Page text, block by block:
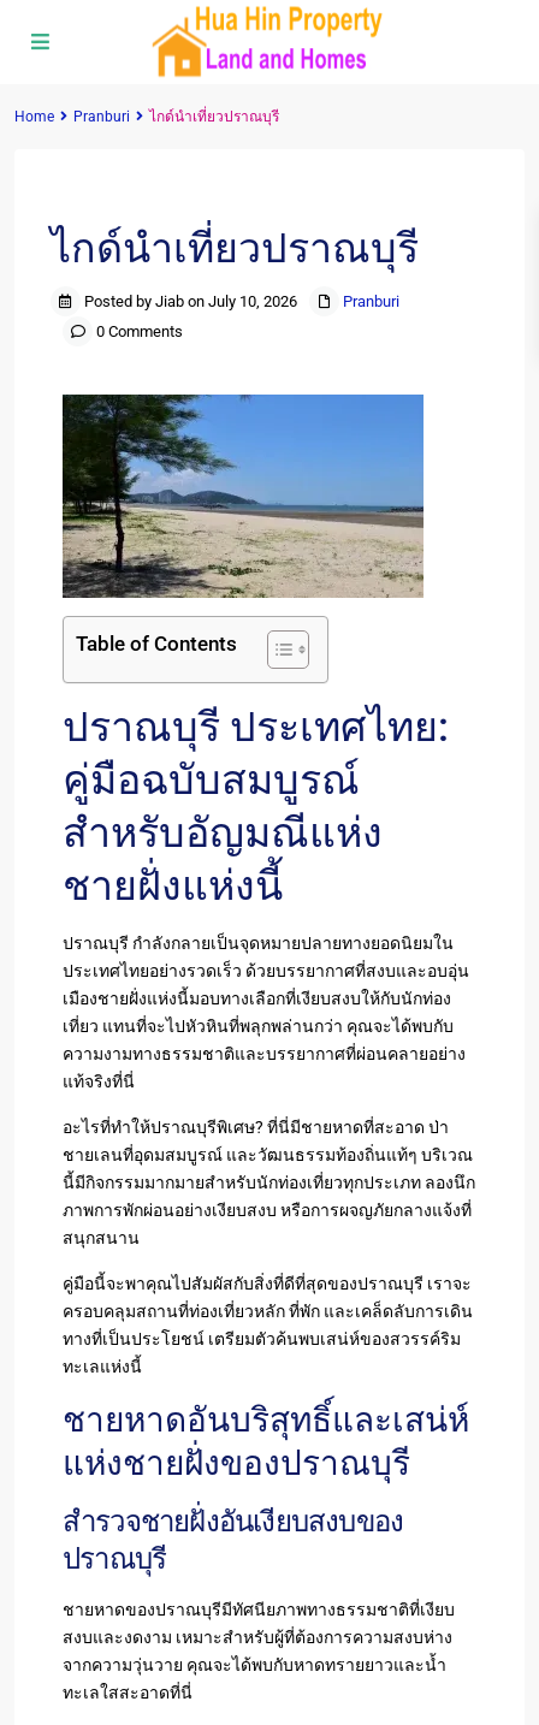
Home Pranburi ไกด์นำเที่ยวปราณบุรี
ไกด์นำเที่ยวปราณบุรี
Posted by Jiab on July 10, 2026
Pranburi
0 Comments
Table of Contents
ปราณบุรี ประเทศไทย:
คู่มือฉบับสมบูรณ์
สำหรับอัญมณีแห่ง
ชายฝั่งแห่งนี้
ปราณบุรี กำลังกลายเป็นจุดหมายปลายทางยอดนิยมใน
ประเทศไทยอย่างรวดเร็ว ด้วยบรรยากาศที่สงบและอบอุ่น
เมืองชายฝั่งแห่งนี้มอบทางเลือกที่เงียบสงบให้กับนักท่อง
เที่ยว แทนที่จะไปหัวหินที่พลุกพล่านกว่า คุณจะได้พบกับ
ความงามทางธรรมชาติและบรรยากาศที่ผ่อนคลายอย่าง
แท้จริงที่นี่
อะไรที่ทำให้ปราณบุรีพิเศษ? ที่นี่มีชายหาดที่สะอาด ป่า
ชายเลนที่อุดมสมบูรณ์ และวัฒนธรรมท้องถิ่นแท้ๆ บริเวณ
นี้มีกิจกรรมมากมายสำหรับนักท่องเที่ยวทุกประเภท ลองนึก
ภาพการพักผ่อนอย่างเงียบสงบ หรือการผจญภัยกลางแจ้งที่
สนุกสนาน
คู่มือนี้จะพาคุณไปสัมผัสกับสิ่งที่ดีที่สุดของปราณบุรี เราจะ
ครอบคลุมสถานที่ท่องเที่ยวหลัก ที่พัก และเคล็ดลับการเดิน
ทางที่เป็นประโยชน์ เตรียมตัวค้นพบเสน่ห์ของสวรรค์ริม
ทะเลแห่งนี้
ชายหาดอันบริสุทธิ์และเสน่ห์
แห่งชายฝั่งของปราณบุรี
สำรวจชายฝั่งอันเงียบสงบของ
ปราณบุรี
ชายหาดของปราณบุรีมีทัศนียภาพทางธรรมชาติที่เงียบ
สงบและงดงาม เหมาะสำหรับผู้ที่ต้องการความสงบห่าง
จากความวุ่นวาย คุณจะได้พบกับหาดทรายยาวและน้ำ
ทะเลใสสะอาดที่นี่